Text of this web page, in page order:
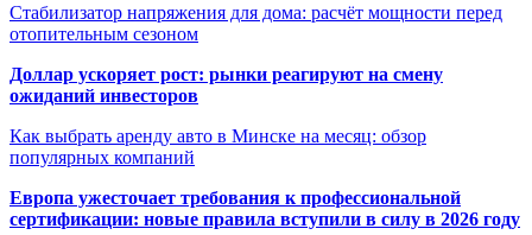
Стабилизатор напряжения для дома: расчёт мощности перед
отопительным сезоном
Доллар ускоряет рост: рынки реагируют на смену
ожиданий инвесторов
Как выбрать аренду авто в Минске на месяц: обзор
популярных компаний
Европа ужесточает требования к профессиональной
сертификации: новые правила вступили в силу в 2026 году